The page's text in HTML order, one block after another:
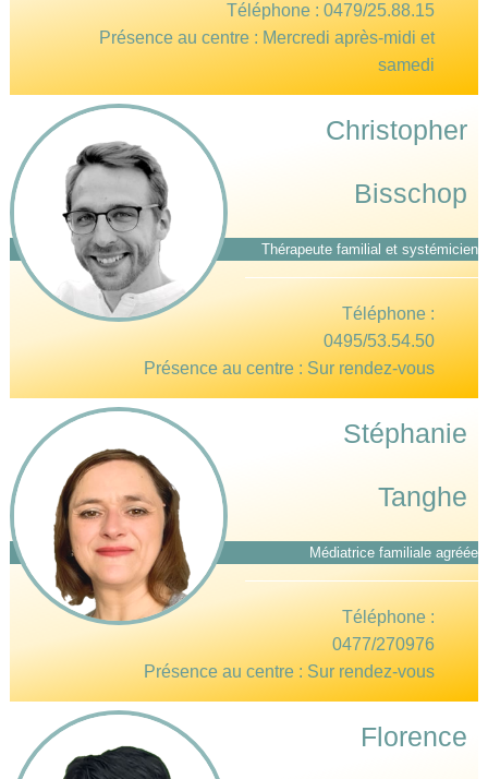
Téléphone : 0479/25.88.15
Présence au centre : Mercredi après-midi et
samedi
Christopher
Bisschop
Thérapeute familial et systémicien
Téléphone :
0495/53.54.50
Présence au centre : Sur rendez-vous
Stéphanie
Tanghe
Médiatrice familiale agréée
Téléphone :
0477/270976
Présence au centre : Sur rendez-vous
Florence